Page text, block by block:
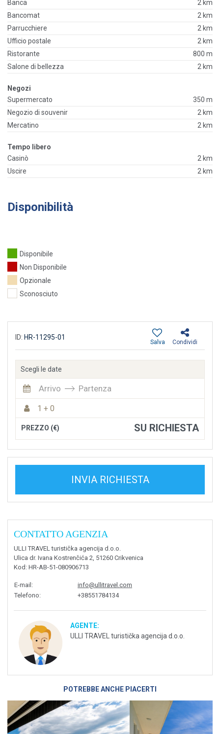
Banca
2 km
Bancomat
2 km
Parrucchiere
2 km
Ufficio postale
2 km
Ristorante
800 m
Salone di bellezza
2 km
Negozi
Supermercato
350 m
Negozio di souvenir
2 km
Mercatino
2 km
Tempo libero
Casinò
2 km
Uscire
2 km
Disponibilità
Disponibile
Non Disponibile
Opzionale
Sconosciuto
ID: HR-11295-01
Condividi
Salva
Scegli le date
Arrivo Partenza
1 + 0
PREZZO (€) SU RICHIESTA
INVIA RICHIESTA
CONTATTO AGENZIA
ULLI TRAVEL turistička agencija d.o.o.
Ulica dr. Ivana Kostrenčića 2, 51260 Crikvenica
Kod : HR-AB-51-080906713
E-mail :
info@ullitravel.com
Telefono: +38551784134
AGENTE:
ULLI TRAVEL turistička agencija d.o.o.
POTREBBE ANCHE PIACERTI